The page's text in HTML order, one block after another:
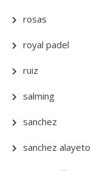
rosas
royal padel
ruiz
salming
sanchez
sanchez alayeto